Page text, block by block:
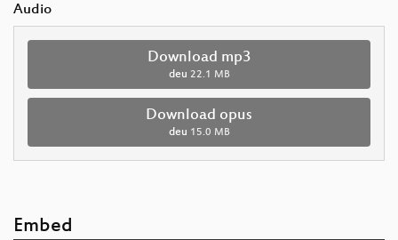
Audio
Download mp3
deu 22.1 MB
Download opus
deu 15.0 MB
Embed